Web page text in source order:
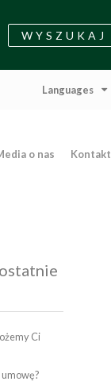
WYSZUKAJ
Languages
o nas Kontakt
Ci